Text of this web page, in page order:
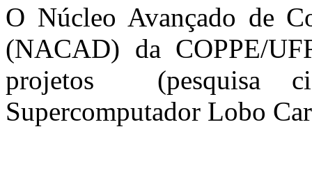
O Núcleo Avançado de
(NACAD) da COPPE/
projetos (pesquisa
Supercomputador Lobo